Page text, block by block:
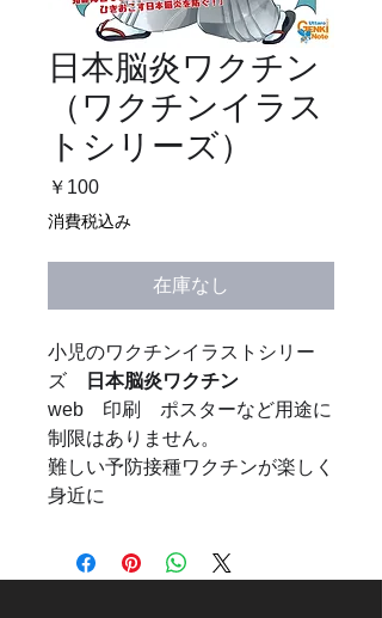
日本脳炎ワクチン
（ワクチンイラス
トシリーズ）
￥100価
格
消費税込み
在庫なし
小児のワクチンイラストシリー
ズ
日本脳炎ワクチン
web 印刷 ポスターなど用途に
制限はありません。
難しい予防接種ワクチンが楽しく
身近に